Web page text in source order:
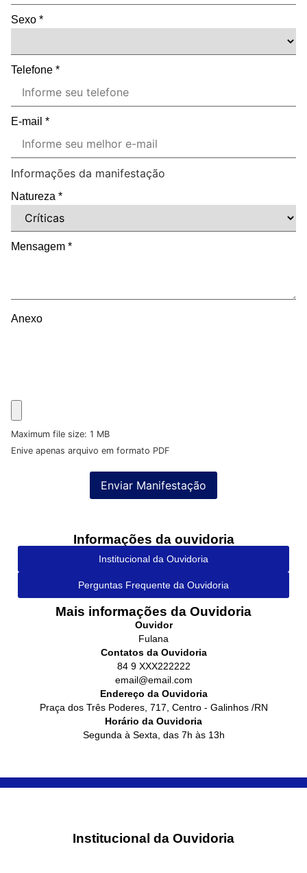
Sexo *
Telefone *
E-mail *
Informações da manifestação
Natureza *
Mensagem *
Anexo
Maximum file size: 1 MB
Enive apenas arquivo em formato PDF
Enviar Manifestação
Informações da ouvidoria
Institucional da Ouvidoria
Perguntas Frequente da Ouvidoria
Mais informações da Ouvidoria
Ouvidor
Fulana
Contatos da Ouvidoria
84 9 XXX222222
email@email.com
Endereço da Ouvidoria
Praça dos Três Poderes, 717, Centro - Galinhos /RN
Horário da Ouvidoria
Segunda à Sexta, das 7h às 13h
Institucional da Ouvidoria